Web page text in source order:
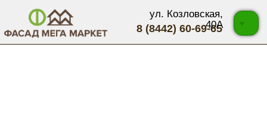
8 (8442) 60-69-65
ул. Козловская,
40А